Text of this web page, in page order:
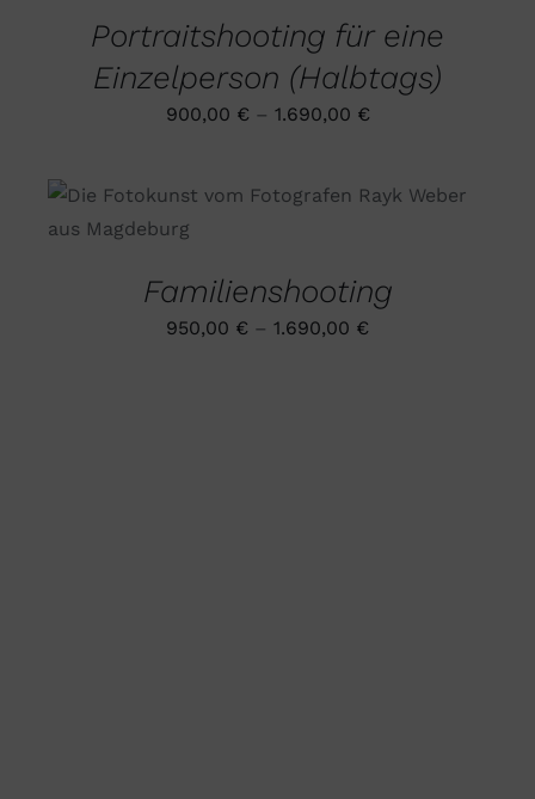
GEWÄHLT
WERDEN
WEIST
VARIANTEN
AUF
PRODUKTSEITE
Portraitshooting für eine
Einzelperson (Halbtags)
900,00 € – 1.690,00 €
AUSFÜHRUNG WÄHLEN
DIESES
VARIANTEN
AUF.
DIE
/
DETAILS
Familienshooting
950,00 € – 1.690,00 €